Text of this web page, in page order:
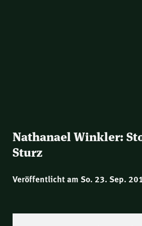
Nathanael Winkler:
Sturz
Veröffentlicht am So. 23. Sep.